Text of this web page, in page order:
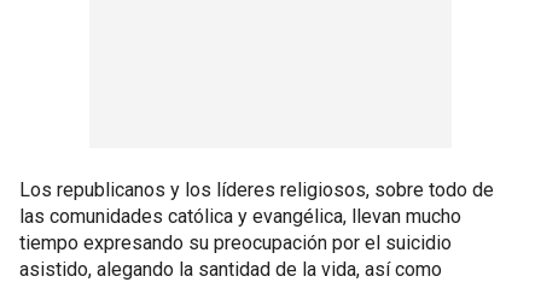
Los republicanos y los líderes religiosos, sobre todo de
las comunidades católica y evangélica, llevan mucho
tiempo expresando su preocupación por el suicidio
asistido, alegando la santidad de la vida, así como